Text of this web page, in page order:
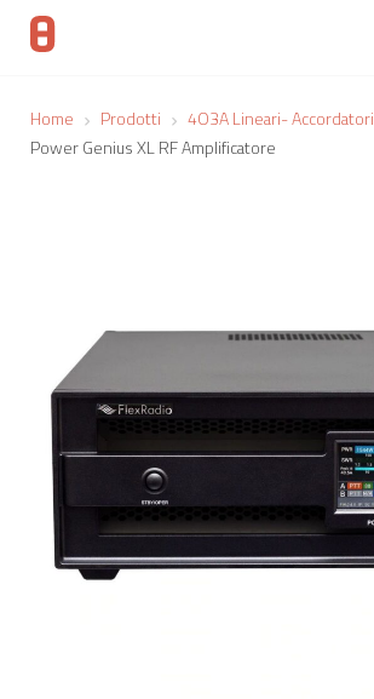
Home Prodotti
4O3A Lineari- Accordatori
Power Genius XL RF Amplificatore